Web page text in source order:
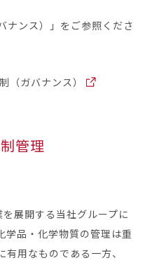
ナンス）」をご参照くださ
（ガバナンス）
管理
展開する当社グループに
学品・化学物質の管理は重
用なものである一方、